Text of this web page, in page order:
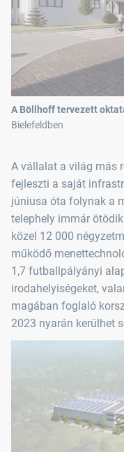
A Böllhoff tervezett
Bielefeldben
A vállalat a világ más
fejleszti a saját
júniusa óta folynak a
telephely immár
közel 12 000
működő
1,7 futballpályányi
irodahelyiségeket,
magában foglaló
2023 nyarán kerülhet